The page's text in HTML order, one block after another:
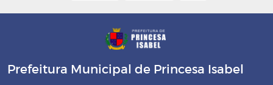
Prefeitura Municipal de Princesa Isabel